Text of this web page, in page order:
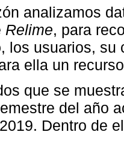
analizamos
Relime, para
los usuarios, su
ella un
que se
del año
Dentro de